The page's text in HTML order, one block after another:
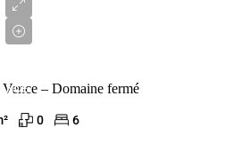
– Domaine fermé
0 6